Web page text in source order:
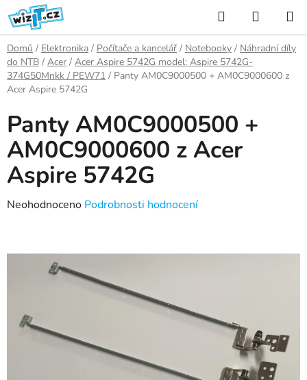
Přejít
na
obsah
Hledat
KOŠÍK
Domů / Elektronika / Počítače a kancelář / Notebooky / Náhradní díly
do NTB / Acer / Acer Aspire 5742G model: Aspire 5742G-
374G50Mnkk / PEW71 / Panty AM0C9000500 + AM0C9000600 z
Acer Aspire 5742G
Panty AM0C9000500 +
AM0C9000600 z Acer
Aspire 5742G
Průměrné
hvězdiček.
Neohodnoceno Podrobnosti hodnocení